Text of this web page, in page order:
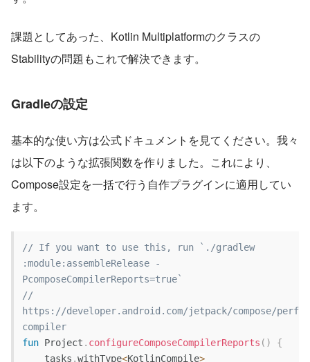
課題としてあった、Kotlin Multiplatformのクラスの
Stabilityの問題もこれで解決できます。
Gradleの設定
基本的な使い方は公式ドキュメントを見てください。我々
は以下のような拡張関数を作りました。これにより、
Compose設定を一括で行う自作プラグインに適用してい
ます。
// If you want to use this, run `./gradlew
:module:assembleRelease -
PcomposeCompilerReports=true`
//
https://developer.android.com/jetpack/compose/
compiler
fun Project . configureComposeCompilerReports ( )
{
    tasks
.withType<KotlinCompile>